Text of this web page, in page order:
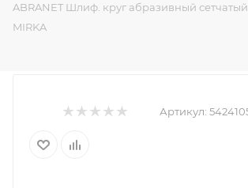
ABRANET Шлиф. круг абразивный
MIRKA
Артикул: